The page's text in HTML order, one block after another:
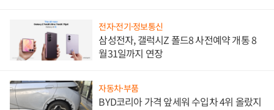
전자·전기·정보통신
삼성전자, 갤럭시Z 폴드8 사전예약 개통 8
월31일까지 연장
자동차·부품
BYD코리아 가격 앞세워 수입차 4위 올랐지